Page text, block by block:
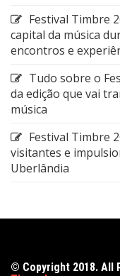
Festival Timbre
capital da música
encontros e
Tudo sobre o
da edição que vai
música
Festival Timbre
visitantes e
Uberlândia
© Copyright 2018. All